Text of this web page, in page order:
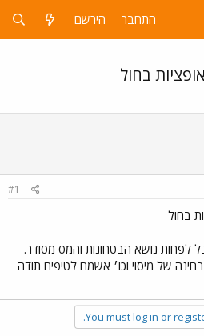
התחבר הירשם
בחול
#1
בחול
אבל לפחות נושא הבטחונות והמס מסודר.
של מיסוי וכו׳ אשמח לטיפים תודה
You must log in or